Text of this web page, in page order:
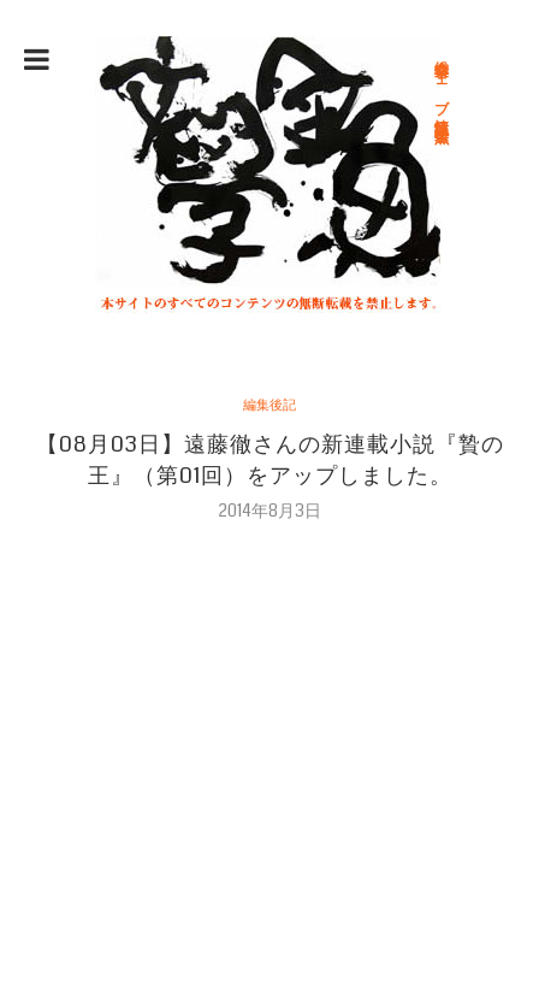
総合文学ウェブ情報誌 文学金魚
編集後記
【08月03日】遠藤徹さんの新連載小説『贄の
王』（第01回）をアップしました。
2014年8月3日